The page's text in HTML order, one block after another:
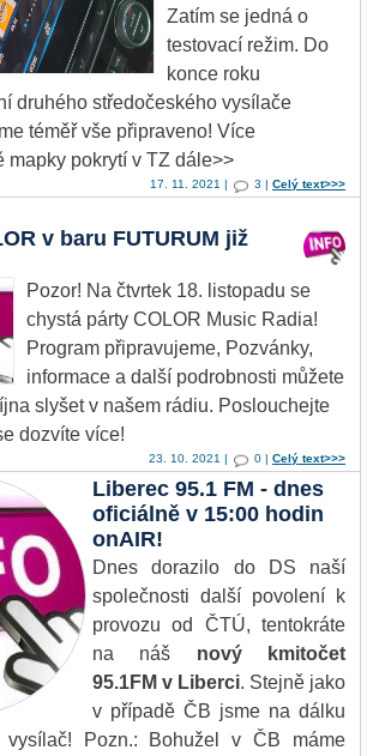
Zatím se jedná o
testovací režim. Do
konce roku
druhého středočeského vysílače
téměř vše připraveno! Více
mapky pokrytí v TZ dále>>
17. 11. 2021 | 3 | Celý text>>>
v baru FUTURUM již
Pozor! Na čtvrtek 18. listopadu se
chystá párty COLOR Music Radia!
Program připravujeme, Pozvánky,
informace a další podrobnosti můžete
slyšet v našem rádiu. Poslouchejte
dozvíte více!
23. 10. 2021 | 0 | Celý text>>>
Liberec 95.1 FM - dnes
oficiálně v 15:00 hodin
onAIR!
Dnes dorazilo do DS naší
společnosti další povolení k
provozu od ČTÚ, tentokráte
na náš nový kmitočet
95.1FM v Liberci. Stejně jako
v případě ČB jsme na dálku
Pozn.: Bohužel v ČB máme